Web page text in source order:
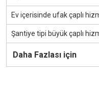
Ev içerisinde ufak çaplı
Şantiye tipi büyük çaplı
Daha Fazlası için